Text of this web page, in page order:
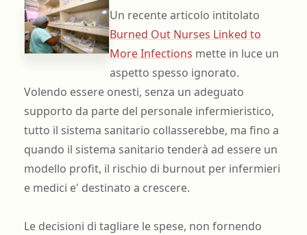
Un recente articolo intitolato
Burned Out Nurses Linked to
More Infections mette in luce un
aspetto spesso ignorato.
Volendo essere onesti, senza un adeguato
supporto da parte del personale infermieristico,
tutto il sistema sanitario collasserebbe, ma fino a
quando il sistema sanitario tenderà ad essere un
modello profit, il rischio di burnout per infermieri
e medici e' destinato a crescere.
Le decisioni di tagliare le spese, non fornendo